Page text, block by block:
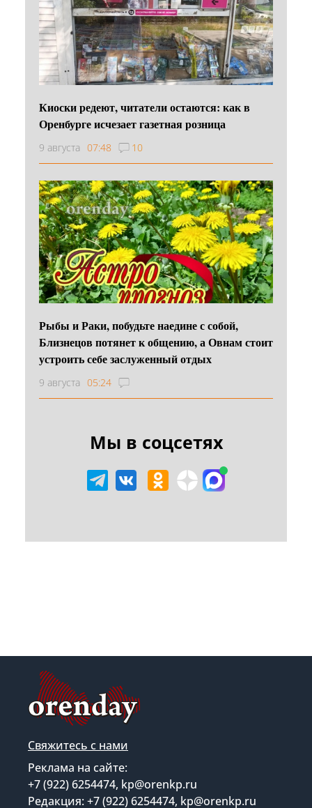
Киоски редеют, читатели остаются: как в
Оренбурге исчезает газетная розница
9 августа 07:48 10
Рыбы и Раки, побудьте наедине с собой,
Близнецов потянет к общению, а Овнам стоит
устроить себе заслуженный отдых
9 августа 05:24
Мы в соцсетях
Свяжитесь с нами
Реклама на сайте:
+7 (922) 6254474, kp@orenkp.ru
Редакция: +7 (922) 6254474, kp@orenkp.ru